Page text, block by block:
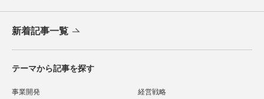
新着記事一覧
テーマから記事を探す
事業開発 経営戦略